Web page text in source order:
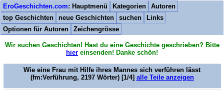
EroGeschichten.com: Hauptmenü Kategorien
Autoren
top Geschichten
neue Geschichten suchen
Links
Optionen für Autoren
Zeichengrösse
Wir suchen Geschichten! Hast du eine Geschichte geschrieben? Bitte
hier einsenden! Danke schön!
Wie eine Frau mit Hilfe ihres Mannes sich verführen lässt
(fm:Verführung, 2197Wörter) [1/4] alle Teile anzeigen